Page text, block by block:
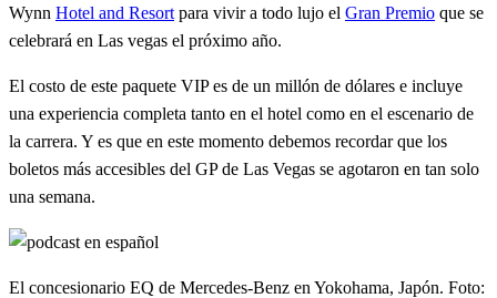
Wynn Hotel and Resort para vivir a todo lujo el Gran Premio que se
celebrará en Las vegas el próximo año.
El costo de este paquete VIP es de un millón de dólares e incluye
una experiencia completa tanto en el hotel como en el escenario de
la carrera. Y es que en este momento debemos recordar que los
boletos más accesibles del GP de Las Vegas se agotaron en tan solo
una semana.
El concesionario EQ de Mercedes-Benz en Yokohama, Japón. Foto: